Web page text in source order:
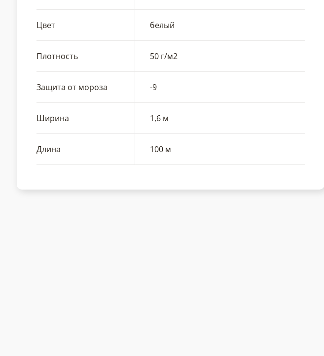
Цвет белый
Плотность 50 г/м2
Защита от мороза -9
Ширина 1,6 м
Длина 100 м